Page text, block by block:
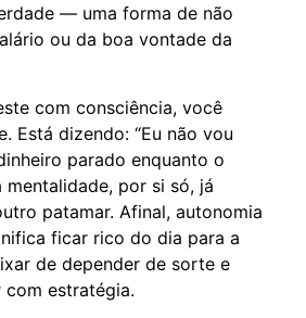
— uma forma de não
ou da boa vontade da
com consciência, você
Está dizendo: “Eu não vou
parado enquanto o
mentalidade, por si só, já
patamar. Afinal, autonomia
ficar rico do dia para a
de depender de sorte e
estratégia.